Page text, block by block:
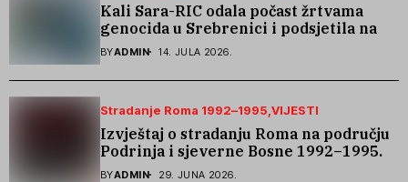
Kali Sara-RIC odala počast žrtvama
genocida u Srebrenici i podsjetila na
stradanje Roma iz Skočića
BYADMIN 14. JULA 2026.
Stradanje Roma 1992–1995 VIJESTI
Izvještaj o stradanju Roma na području
Podrinja i sjeverne Bosne 1992–1995.
godine
BYADMIN 29. JUNA 2026.